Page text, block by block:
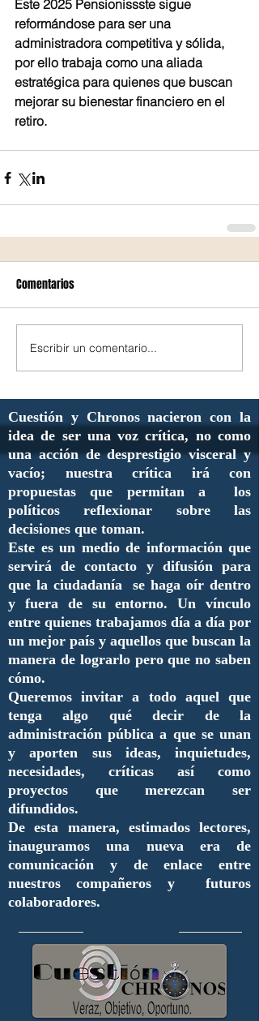
Este 2025 Pensionissste sigue
reformándose para ser una
administradora competitiva y sólida,
por ello trabaja como una aliada
estratégica para quienes que buscan
mejorar su bienestar financiero en el
retiro.
Comentarios
Escribir un comentario...
Cuestión y Chronos nacieron con la
idea de ser una voz crítica, no como
una acción de desprestigio visceral y
vacío; nuestra crítica irá con
propuestas que permitan a los
políticos reflexionar sobre las
decisiones que toman.
Este es un medio de información que
servirá de contacto y difusión para
que la ciudadanía se haga oír dentro
y fuera de su entorno. Un vínculo
entre quienes trabajamos día a día por
un mejor país y aquellos que buscan la
manera de lograrlo pero que no saben
cómo.
Queremos invitar a todo aquel que
tenga algo qué decir de la
administración pública a que se unan
y aporten sus ideas, inquietudes,
necesidades, críticas así como
proyectos que merezcan ser
difundidos.
De esta manera, estimados lectores,
inauguramos una nueva era de
comunicación y de enlace entre
nuestros compañeros y futuros
colaboradores.